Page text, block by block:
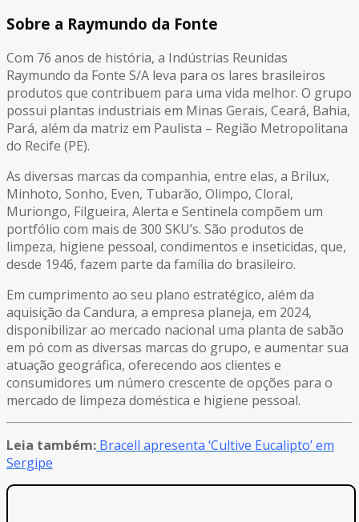
Sobre a Raymundo da Fonte
Com 76 anos de história, a Indústrias Reunidas
Raymundo da Fonte S/A leva para os lares brasileiros
produtos que contribuem para uma vida melhor. O grupo
possui plantas industriais em Minas Gerais, Ceará, Bahia,
Pará, além da matriz em Paulista – Região Metropolitana
do Recife (PE).
As diversas marcas da companhia, entre elas, a Brilux,
Minhoto, Sonho, Even, Tubarão, Olimpo, Cloral,
Muriongo, Filgueira, Alerta e Sentinela compõem um
portfólio com mais de 300 SKU’s. São produtos de
limpeza, higiene pessoal, condimentos e inseticidas, que,
desde 1946, fazem parte da família do brasileiro.
Em cumprimento ao seu plano estratégico, além da
aquisição da Candura, a empresa planeja, em 2024,
disponibilizar ao mercado nacional uma planta de sabão
em pó com as diversas marcas do grupo, e aumentar sua
atuação geográfica, oferecendo aos clientes e
consumidores um número crescente de opções para o
mercado de limpeza doméstica e higiene pessoal.
Leia também: Bracell apresenta ‘Cultive Eucalipto’ em
Sergipe